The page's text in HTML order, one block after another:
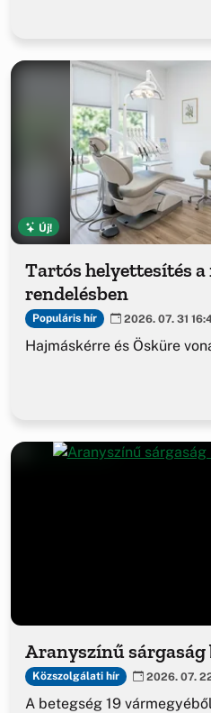
Új!
Tartós helyettesítés
rendelésben
Populáris hír 2026. 07. 31
Hajmáskérre és Ösküre
Aranyszínű sárgaság
Közszolgálati hír 2026. 07.
A betegség 19